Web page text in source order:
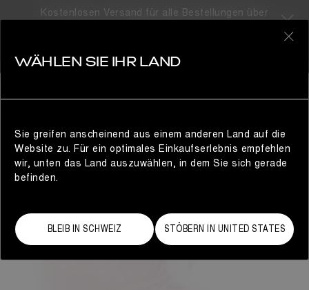
Kostenlosen Versand für alle Bestellungen über
WÄHLEN SIE IHR LAND
Sie greifen anscheinend aus einem anderen Land auf die
Website zu. Für ein optimales Einkaufserlebnis empfehlen
wir, unten das Land auszuwählen, in dem Sie sich gerade
befinden.
BLEIB IN SCHWEIZ STÖBERN IN UNITED STATES